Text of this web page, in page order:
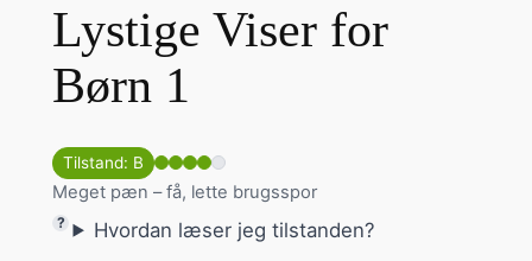
Lystige Viser for
Børn 1
Tilstand: B
Meget pæn – få, lette brugsspor
Hvordan læser jeg tilstanden?